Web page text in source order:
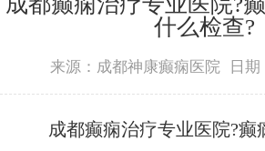
什么检查?
来源：成都神康癫痫医院 日
成都癫痫治疗专业医院?癫